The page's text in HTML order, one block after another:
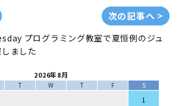
次の記事へ >
プログラミング教室で夏恒例のジュ
ました
2026年8月
T W T F
S
1